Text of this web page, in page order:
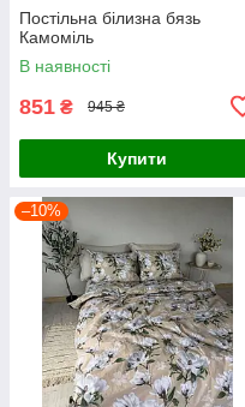
Постільна білизна бязь
Камоміль
В наявності
851 ₴ 945 ₴
Купити
–10%